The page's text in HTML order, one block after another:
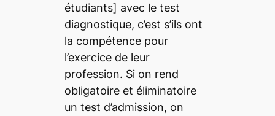
étudiants] avec le test
diagnostique, c’est s’ils ont
la compétence pour
l’exercice de leur
profession. Si on rend
obligatoire et éliminatoire
un test d’admission, on